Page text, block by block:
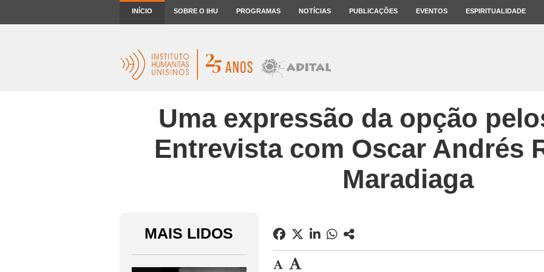
INÍCIO SOBRE O IHU PROGRAMAS NOTÍCIAS PUBLICAÇÕES EVENTOS ESPIRITUALIDADE
Uma expressão da opção
Entrevista com Oscar Andrés
Maradiaga
MAIS LIDOS